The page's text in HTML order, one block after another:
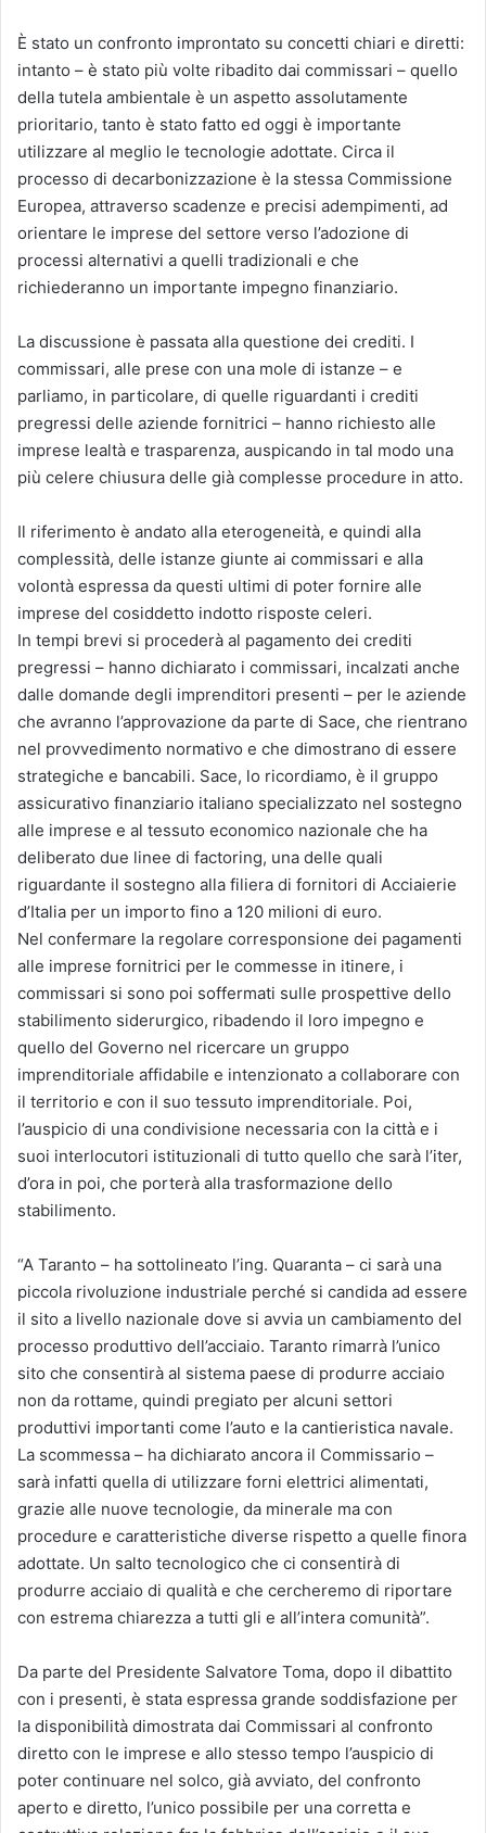
È stato un confronto improntato su concetti chiari e diretti:
intanto – è stato più volte ribadito dai commissari – quello
della tutela ambientale è un aspetto assolutamente
prioritario, tanto è stato fatto ed oggi è importante
utilizzare al meglio le tecnologie adottate. Circa il
processo di decarbonizzazione è la stessa Commissione
Europea, attraverso scadenze e precisi adempimenti, ad
orientare le imprese del settore verso l’adozione di
processi alternativi a quelli tradizionali e che
richiederanno un importante impegno finanziario.
La discussione è passata alla questione dei crediti. I
commissari, alle prese con una mole di istanze – e
parliamo, in particolare, di quelle riguardanti i crediti
pregressi delle aziende fornitrici – hanno richiesto alle
imprese lealtà e trasparenza, auspicando in tal modo una
più celere chiusura delle già complesse procedure in atto.
Il riferimento è andato alla eterogeneità, e quindi alla
complessità, delle istanze giunte ai commissari e alla
volontà espressa da questi ultimi di poter fornire alle
imprese del cosiddetto indotto risposte celeri.
In tempi brevi si procederà al pagamento dei crediti
pregressi – hanno dichiarato i commissari, incalzati anche
dalle domande degli imprenditori presenti – per le aziende
che avranno l’approvazione da parte di Sace, che rientrano
nel provvedimento normativo e che dimostrano di essere
strategiche e bancabili. Sace, lo ricordiamo, è il gruppo
assicurativo finanziario italiano specializzato nel sostegno
alle imprese e al tessuto economico nazionale che ha
deliberato due linee di factoring, una delle quali
riguardante il sostegno alla filiera di fornitori di Acciaierie
d’Italia per un importo fino a 120 milioni di euro.
Nel confermare la regolare corresponsione dei pagamenti
alle imprese fornitrici per le commesse in itinere, i
commissari si sono poi soffermati sulle prospettive dello
stabilimento siderurgico, ribadendo il loro impegno e
quello del Governo nel ricercare un gruppo
imprenditoriale affidabile e intenzionato a collaborare con
il territorio e con il suo tessuto imprenditoriale. Poi,
l’auspicio di una condivisione necessaria con la città e i
suoi interlocutori istituzionali di tutto quello che sarà l’iter,
d’ora in poi, che porterà alla trasformazione dello
stabilimento.
“A Taranto – ha sottolineato l’ing. Quaranta – ci sarà una
piccola rivoluzione industriale perché si candida ad essere
il sito a livello nazionale dove si avvia un cambiamento del
processo produttivo dell’acciaio. Taranto rimarrà l’unico
sito che consentirà al sistema paese di produrre acciaio
non da rottame, quindi pregiato per alcuni settori
produttivi importanti come l’auto e la cantieristica navale.
La scommessa – ha dichiarato ancora il Commissario –
sarà infatti quella di utilizzare forni elettrici alimentati,
grazie alle nuove tecnologie, da minerale ma con
procedure e caratteristiche diverse rispetto a quelle finora
adottate. Un salto tecnologico che ci consentirà di
produrre acciaio di qualità e che cercheremo di riportare
con estrema chiarezza a tutti gli e all’intera comunità”.
Da parte del Presidente Salvatore Toma, dopo il dibattito
con i presenti, è stata espressa grande soddisfazione per
la disponibilità dimostrata dai Commissari al confronto
diretto con le imprese e allo stesso tempo l’auspicio di
poter continuare nel solco, già avviato, del confronto
aperto e diretto, l’unico possibile per una corretta e